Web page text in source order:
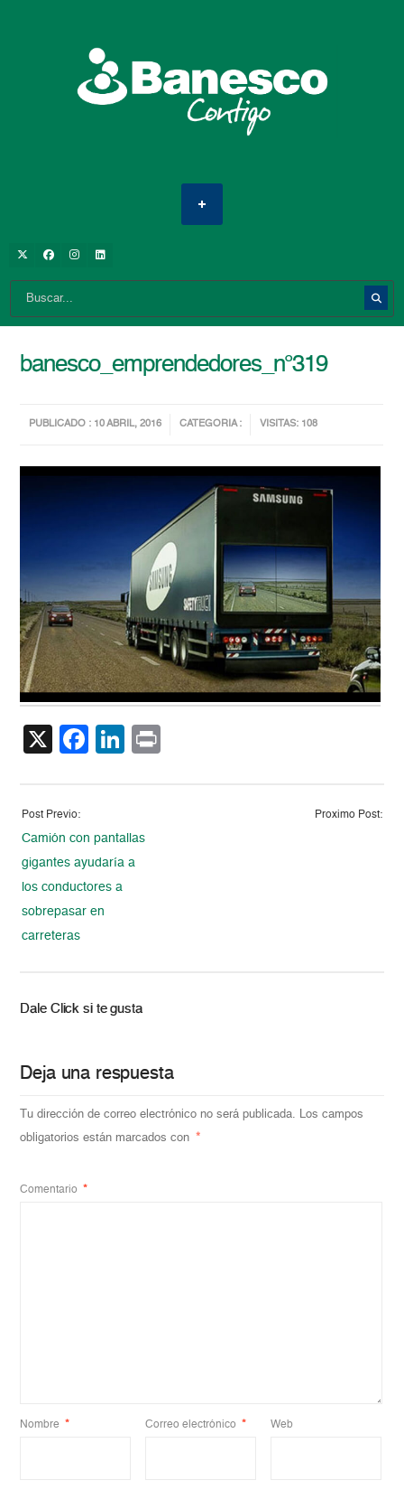
banesco_emprendedores_n°319
PUBLICADO : 10 ABRIL, 2016 CATEGORIA : VISITAS: 108
X Facebook
LinkedIn
Post Previo:
Camión con pantallas
gigantes ayudaría a
los conductores a
sobrepasar en
carreteras
Proximo Post:
Dale Click si te gusta
Deja una respuesta
Tu dirección de correo electrónico no será publicada. Los campos
obligatorios están marcados con *
Comentario *
Nombre * Correo electrónico * Web